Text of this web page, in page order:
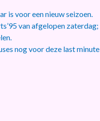
is voor een nieuw seizoen.
van afgelopen zaterdag;
nog voor deze last minute